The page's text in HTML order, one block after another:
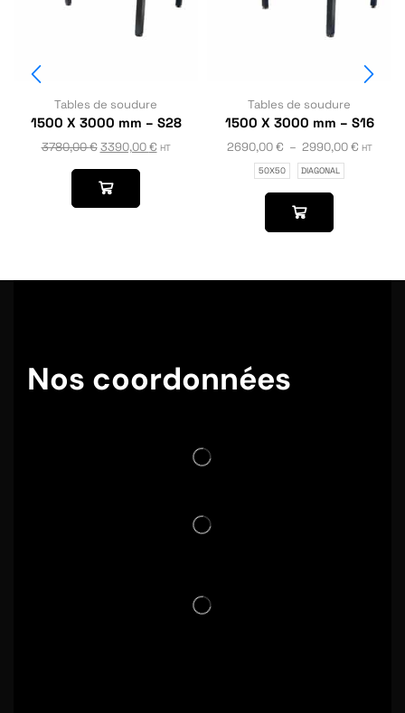
Tables de soudure
1500 X 3000 mm – S28
3780,00€ 3390,00€ HT
Tables de soudure
1500 X 3000 mm – S16
2690,00€ – 2990,00€ HT
50X50 DIAGONAL
Nos coordonnées